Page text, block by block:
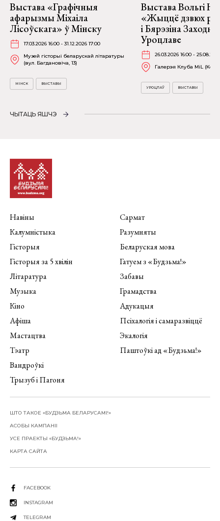
Выстава «Графічныя
афарызмы Міхаіла
Лісоўскага» ў Мінску
17.03.2026 16:00 - 31.12.2026 17:00
Музей гісторыі беларускай літаратуры
(вул. Багдановіча, 13)
МІНСК ВЫСТАВЫ
Выстава Вольгі
«Жыццё дзвюх
і Бярэзіна
Уроцлаве
26.03.2026 16:00 -
Галерэя Клуба MiL
УРОЦЛАЎ ВЫСТАВЫ
ЧЫТАЦЬ ЯШЧЭ
Навіны
Калумністыка
Гісторыя
Гісторыя за 5 хвілін
Літаратура
Музыка
Кіно
Афіша
Мастацтва
Тэатр
Вандроўкі
Трызуб і Пагоня
Сармат
Разумняты
Беларуская мова
Гатуем з «Будзьма!»
Забавы
Грамадства
Адукацыя
Псіхалогія і самаразвіццё
Экалогія
Паштоўкі ад «Будзьма!»
ШТО ТАКОЕ «БУДЗЬМА БЕЛАРУСАМІ!»
АСОБЫ КАМПАНІІ
УСЕ ПРАЕКТЫ «БУДЗЬМА!»
КАРТА САЙТА
FACEBOOK
INSTAGRAM
TELEGRAM